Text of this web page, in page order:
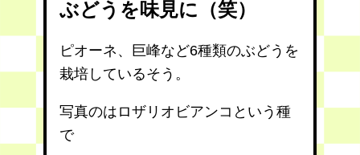
ぶどうを味見に（笑）
ピオーネ、巨峰など6種類のぶどうを
栽培しているそう。
写真のはロザリオビアンコという種
で